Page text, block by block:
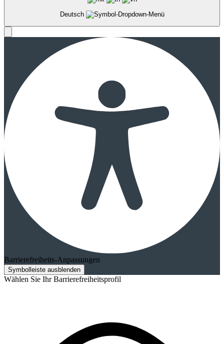
Deutsch
Barrierefreiheits-Anpassungen
Symbolleiste ausblenden
Wählen Sie Ihr Barrierefreiheitsprofil